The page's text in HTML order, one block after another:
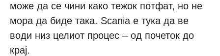
може да се чини како тежок потфат, но не
мора да биде така. Scania е тука да ве
води низ целиот процес – од почеток до
крај.